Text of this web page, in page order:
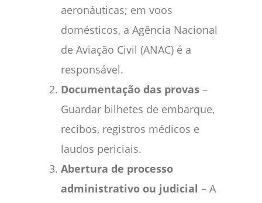
aeronáuticas; em voos
domésticos, a Agência Nacional
de Aviação Civil (ANAC) é a
responsável.
Documentação das provas –
Guardar bilhetes de embarque,
recibos, registros médicos e
laudos periciais.
Abertura de processo
administrativo ou judicial – A